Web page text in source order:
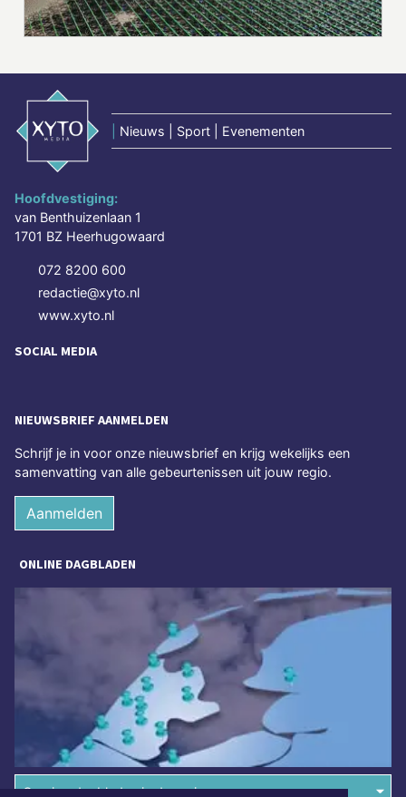
Nieuws | Sport | Evenementen
Hoofdvestiging:
van Benthuizenlaan 1
1701 BZ Heerhugowaard
072 8200 600
redactie@xyto.nl
www.xyto.nl
SOCIAL MEDIA
NIEUWSBRIEF AANMELDEN
Schrijf je in voor onze nieuwsbrief en krijg wekelijks een
samenvatting van alle gebeurtenissen uit jouw regio.
Aanmelden
ONLINE DAGBLADEN
Overige dagbladen in de regio